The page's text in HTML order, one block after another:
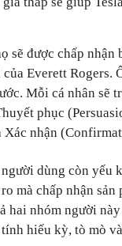
sẽ được chấp
Everett Rogers.
Mỗi cá nhân sẽ
phục
nhận
dùng còn yếu
mà chấp nhận sản
nhóm người
hiếu kỳ, tò mò